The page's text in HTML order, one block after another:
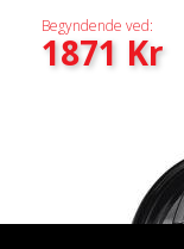
Begyndende ved:
1871 Kr